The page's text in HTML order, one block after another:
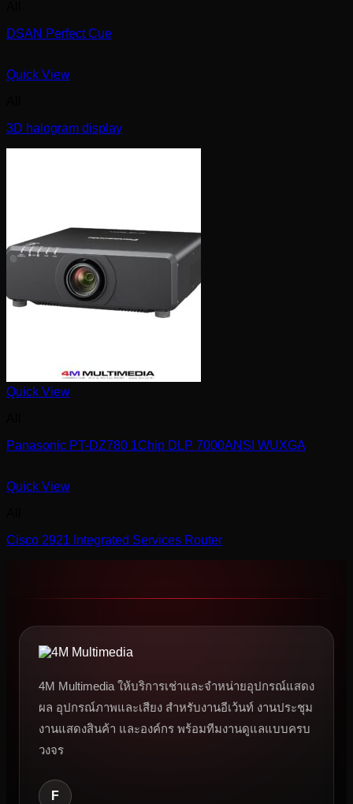
DSAN Perfect Cue
Quick View
3D halogram display
Quick View
Panasonic PT-DZ780 1Chip DLP 7000ANSI WUXGA
Quick View
Cisco 2921 Integrated Services Router
4M Multimedia ให้บริการเช่าและจำหน่ายอุปกรณ์แสดง
ผล อุปกรณ์ภาพและเสียง สำหรับงานอีเว้นท์ งานประชุม
งานแสดงสินค้า และองค์กร พร้อมทีมงานดูแลแบบครบ
วงจร
F